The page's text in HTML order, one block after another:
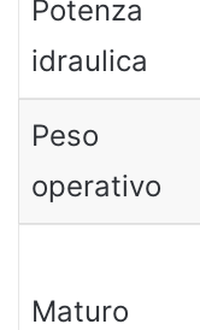
Potenza
idraulica
Peso
operativo
Maturo